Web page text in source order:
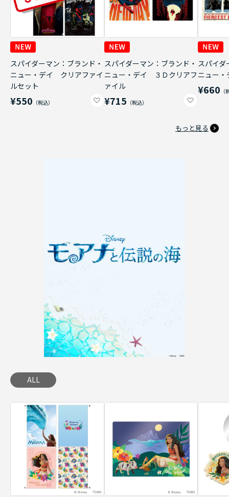
スパイダーマン：ブランド・
ニュー・デイ クリアファイ
ルセット
¥550
スパイダーマン：ブランド・
ニュー・デイ ３Ｄクリアフ
ァイル
¥715
スパイダ
ニュー
¥660
もっと見る
ALL